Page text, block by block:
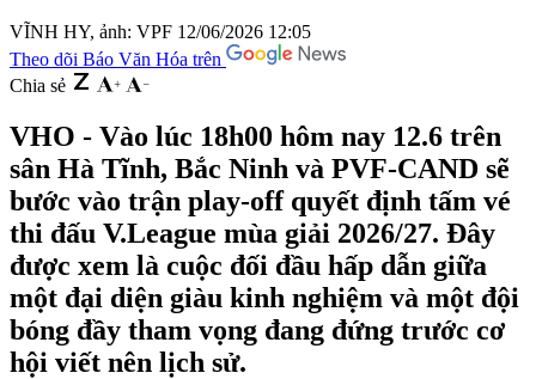
VĨNH HY, ảnh: VPF 12/06/2026 12:05
Theo dõi Báo Văn Hóa trên
Chia sẻ
VHO - Vào lúc 18h00 hôm nay 12.6 trên
sân Hà Tĩnh, Bắc Ninh và PVF-CAND sẽ
bước vào trận play-off quyết định tấm vé
thi đấu V.League mùa giải 2026/27. Đây
được xem là cuộc đối đầu hấp dẫn giữa
một đại diện giàu kinh nghiệm và một đội
bóng đầy tham vọng đang đứng trước cơ
hội viết nên lịch sử.